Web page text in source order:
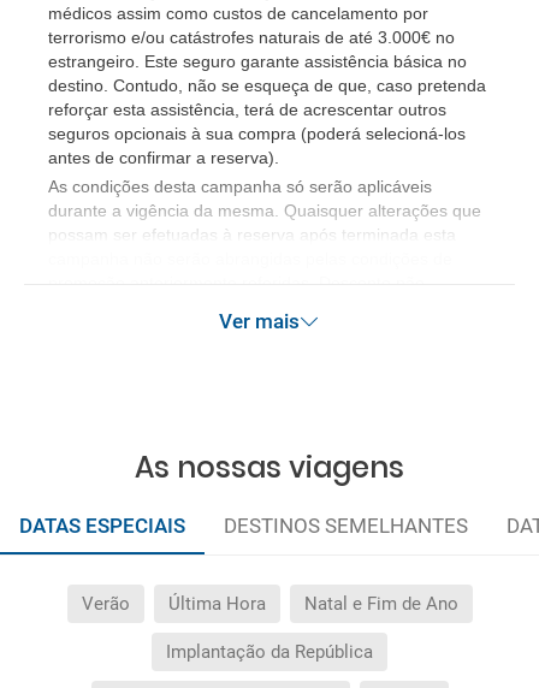
médicos assim como custos de cancelamento por
terrorismo e/ou catástrofes naturais de até 3.000€ no
estrangeiro. Este seguro garante assistência básica no
destino. Contudo, não se esqueça de que, caso pretenda
reforçar esta assistência, terá de acrescentar outros
seguros opcionais à sua compra (poderá selecioná-los
antes de confirmar a reserva).
​As condições desta campanha só serão aplicáveis
durante a vigência da mesma. Quaisquer alterações que
possam ser efetuadas à reserva após terminada esta
Ver mais
As nossas viagens
DATAS ESPECIAIS DESTINOS SEMELHANTES
Verão Última Hora Natal e Fim de Ano
Implantação da República